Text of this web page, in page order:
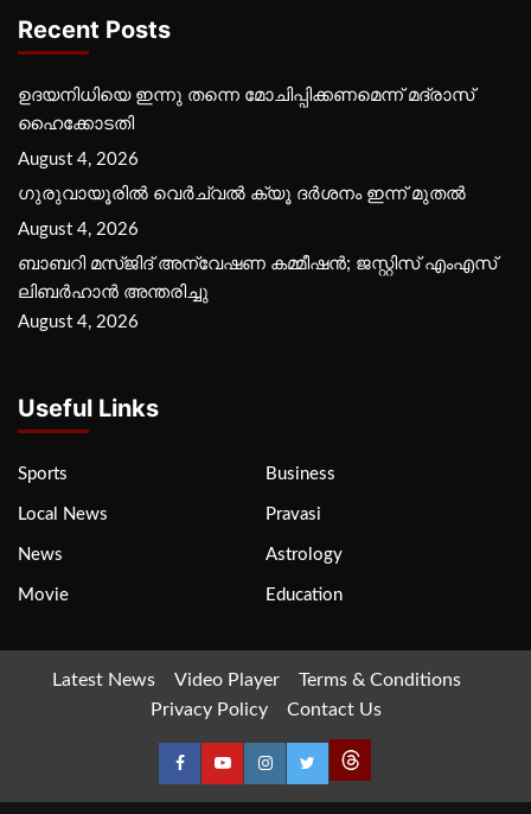
Recent Posts
ഉദയനിധിയെ ഇന്നു തന്നെ മോചിപ്പിക്കണമെന്ന് മദ്രാസ്
ഹൈക്കോടതി
August 4, 2026
ഗുരുവായൂരില്‍ വെര്‍ച്വല്‍ ക്യൂ ദര്‍ശനം ഇന്ന് മുതല്‍
August 4, 2026
ബാബറി മസ്ജിദ് അന്വേഷണ കമ്മീഷന്‍; ജസ്റ്റിസ് എംഎസ്
ലിബര്‍ഹാന്‍ അന്തരിച്ചു
August 4, 2026
Useful Links
Sports Business
Local News Pravasi
News Astrology
Movie Education
Latest News Video Player
Terms & Conditions
Privacy Policy
Contact Us